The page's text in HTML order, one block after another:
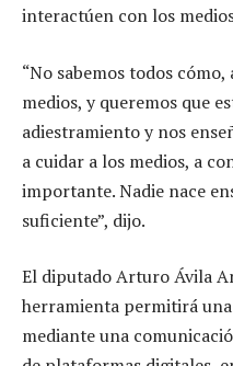
interactúen con los
“No sabemos todos
medios, y queremos que
adiestramiento y nos
a cuidar a los medios, a
importante. Nadie nace
suficiente”, dijo.
El diputado Arturo Ávila
herramienta permitirá
mediante una